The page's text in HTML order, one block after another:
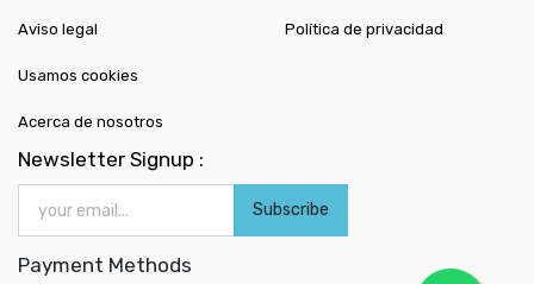
Aviso legal Política de privacidad
Usamos cookies
Acerca de nosotros
Newsletter Signup :
Subscribe
Payment Methods